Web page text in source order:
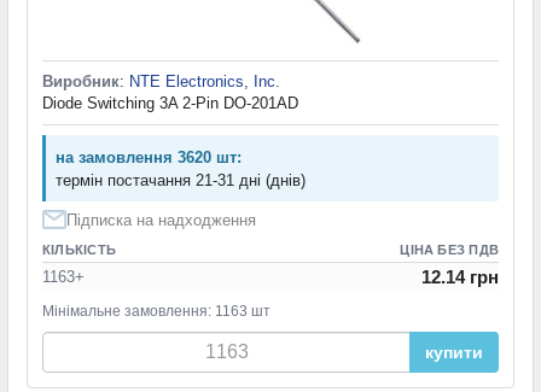
Виробник: NTE Electronics, Inc.
Diode Switching 3A 2-Pin DO-201AD
на замовлення 3620 шт:
термін постачання 21-31 дні (днів)
Підписка на надходження
КІЛЬКІСТЬ ЦІНА БЕЗ ПДВ
1163+ 12.14 грн
Мінімальне замовлення: 1163 шт
купити